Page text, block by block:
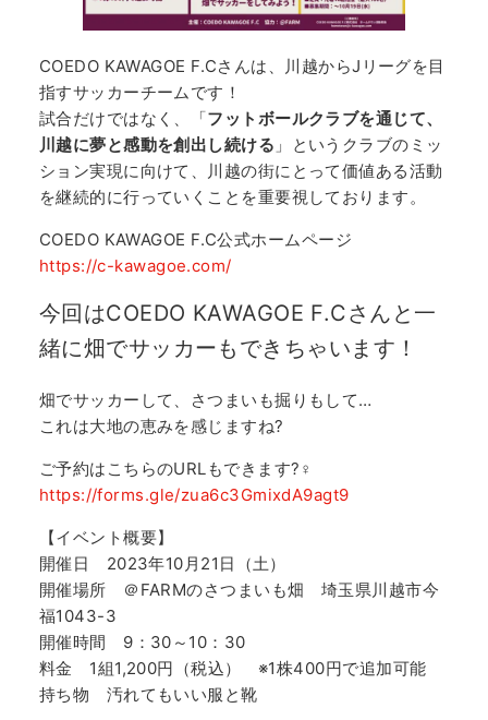
COEDO KAWAGOE F.Cさんは、川越からJリーグを目
指すサッカーチームです！
試合だけではなく、「フットボールクラブを通じて、
川越に夢と感動を創出し続ける 」というクラブのミッ
ション実現に向けて、川越の街にとって価値ある活動
を継続的に行っていくことを重要視しております。
COEDO KAWAGOE F.C公式ホームページ
https://c-kawagoe.com/
今回はCOEDO KAWAGOE F.Cさんと一
緒に畑でサッカーもできちゃいます！
畑でサッカーして、さつまいも掘りもして…
これは大地の恵みを感じますね?
ご予約はこちらのURLもできます?‍♀️
https://forms.gle/zua6c3GmixdA9agt9
【イベント概要】
開催日 2023年10月21日（土）
開催場所 ＠FARMのさつまいも畑 埼玉県川越市今
福1043-3
開催時間 9：30～10：30
料金 1組1,200円（税込） ※1株400円で追加可能
持ち物 汚れてもいい服と靴